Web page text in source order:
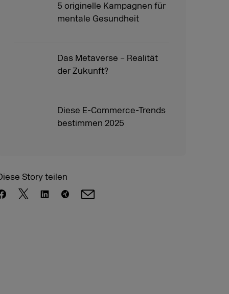
5 originelle Kampagnen für
mentale Gesundheit
Das Metaverse – Realität
der Zukunft?
Diese E-Commerce-Trends
bestimmen 2025
Story teilen